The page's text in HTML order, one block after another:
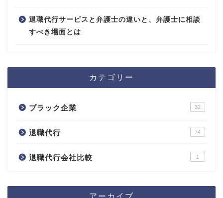
退職代行サービスと弁護士の違いと、弁護士に相談
すべき場面とは
カテゴリー
ブラック企業 32
退職代行 74
退職代行会社比較 1
アーカイブ